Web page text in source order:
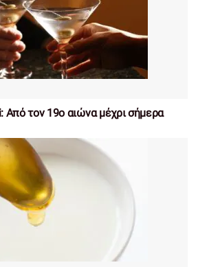
Από τον 19ο αιώνα μέχρι σήμερα